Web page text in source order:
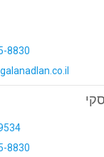
8830
8830